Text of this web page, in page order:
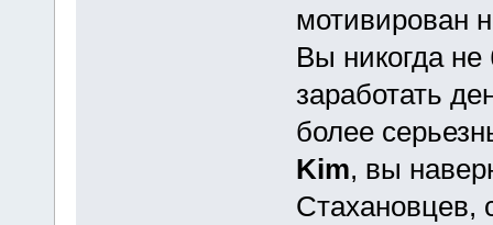
мотивирован
Вы никогда
заработать
более
Kim, вы
Стахановцев,